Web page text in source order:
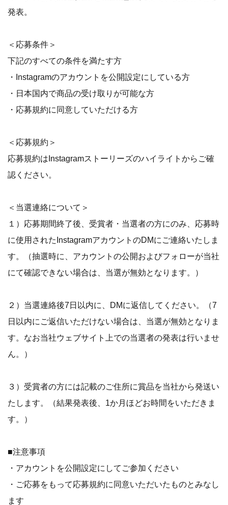
発表。
＜応募条件＞
下記のすべての条件を満たす方
・Instagramのアカウントを公開設定にしている方
・日本国内で商品の受け取りが可能な方
・応募規約に同意していただける方
＜応募規約＞
応募規約はInstagramストーリーズのハイライトからご確
認ください。
＜当選連絡について＞
１）応募期間終了後、受賞者・当選者の方にのみ、応募時
に使用されたInstagramアカウントのDMにご連絡いたしま
す。（抽選時に、アカウントの公開およびフォローが当社
にて確認できない場合は、当選が無効となります。）
２）当選連絡後7日以内に、DMに返信してください。（7
日以内にご返信いただけない場合は、当選が無効となりま
す。なお当社ウェブサイト上での当選者の発表は行いませ
ん。）
３）受賞者の方には記載のご住所に賞品を当社から発送い
たします。（結果発表後、1か月ほどお時間をいただきま
す。）
■注意事項
・アカウントを公開設定にしてご参加ください
・ご応募をもって応募規約に同意いただいたものとみなし
ます